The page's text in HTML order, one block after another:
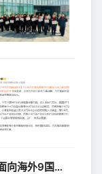
外9国提供服务